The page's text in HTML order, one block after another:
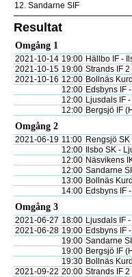
12. Sandarne SIF
Resultat
Omgång 1
2021-10-14 19:00 Hällbo IF -
2021-10-15 19:00 Strands IF
2021-10-16 12:00 Bollnäs
12:00 Edsbyns IF
12:00 Ljusdals IF
12:00 Bergsjö IF
Omgång 2
2021-06-19 11:00 Rengsjö
12:00
Ilsbo SK -
12:00 Näsvikens
12:00 Sandarne
13:00 Bollnäs
14:00 Edsbyns IF
Omgång 3
2021-06-27 18:00 Ljusdals IF
2021-06-28 19:00 Edsbyns IF
19:00 Sandarne
19:00 Bergsjö IF
19:30 Bollnäs
2021-09-22 20:00 Strands IF